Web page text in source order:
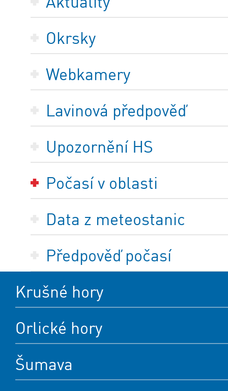
Okrsky
Webkamery
Lavinová předpověď
Upozornění HS
Počasí v oblasti
Data z meteostanic
Předpověď počasí
Krušné hory
Orlické hory
Šumava